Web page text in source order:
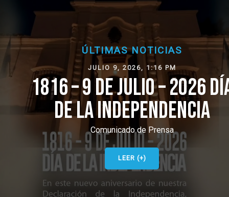
ÚLTIMAS NOTICIAS
JULIO 9, 2026, 1:16 PM
1816 – 9 DE JULIO – 2026 DÍA
DE LA INDEPENDENCIA
Comunicado de Prensa
LEER (+)